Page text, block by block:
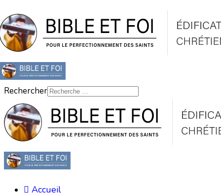
Rechercher
Accueil